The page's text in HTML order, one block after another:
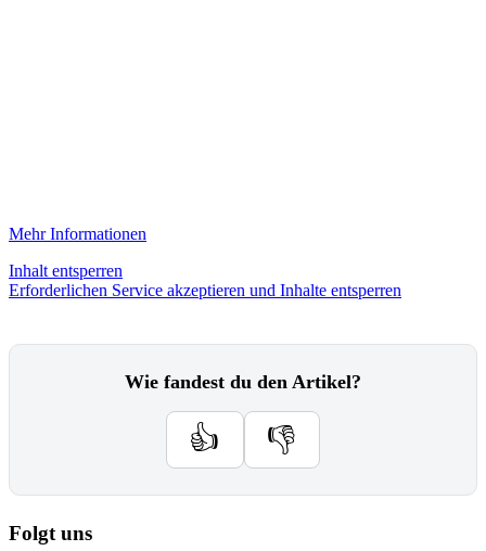
Mehr Informationen
Inhalt entsperren
Erforderlichen Service akzeptieren und Inhalte entsperren
Wie fandest du den Artikel?
👍 👎
Folgt uns